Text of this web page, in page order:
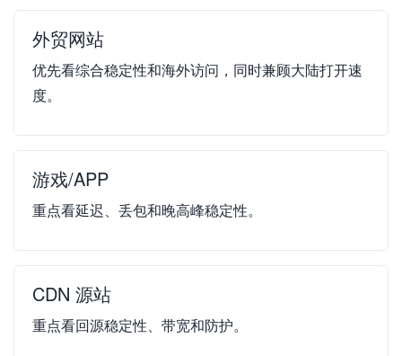
外贸网站
优先看综合稳定性和海外访问，同时兼顾大陆打开速
度。
游戏/APP
重点看延迟、丢包和晚高峰稳定性。
CDN 源站
重点看回源稳定性、带宽和防护。